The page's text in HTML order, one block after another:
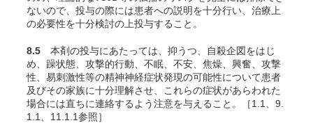
ないので、投与の際には患者への説明を十分行い、治療上
の必要性を十分検討の上投与すること。
8.5 本剤の投与にあたっては、抑うつ、自殺企図をはじ
め、躁状態、攻撃的行動、不眠、不安、焦燥、興奮、攻撃
性、易刺激性等の精神神経症状発現の可能性について患者
及びその家族に十分理解させ、これらの症状があらわれた
場合には直ちに連絡するよう注意を与えること。［1.1、9.
1.1、11.1.1参照］